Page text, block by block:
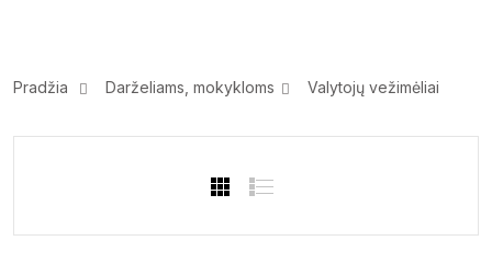
Pradžia Darželiams, mokykloms Valytojų vežimėliai